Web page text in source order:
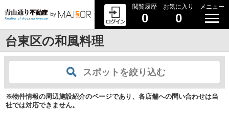
閲覧履歴
0
お気に入り
0
メニュー
台東区の和風料理
スポットを絞り込む
※物件情報の周辺施設紹介のページであり、各店舗への問い合わせは当
社では対応できません。